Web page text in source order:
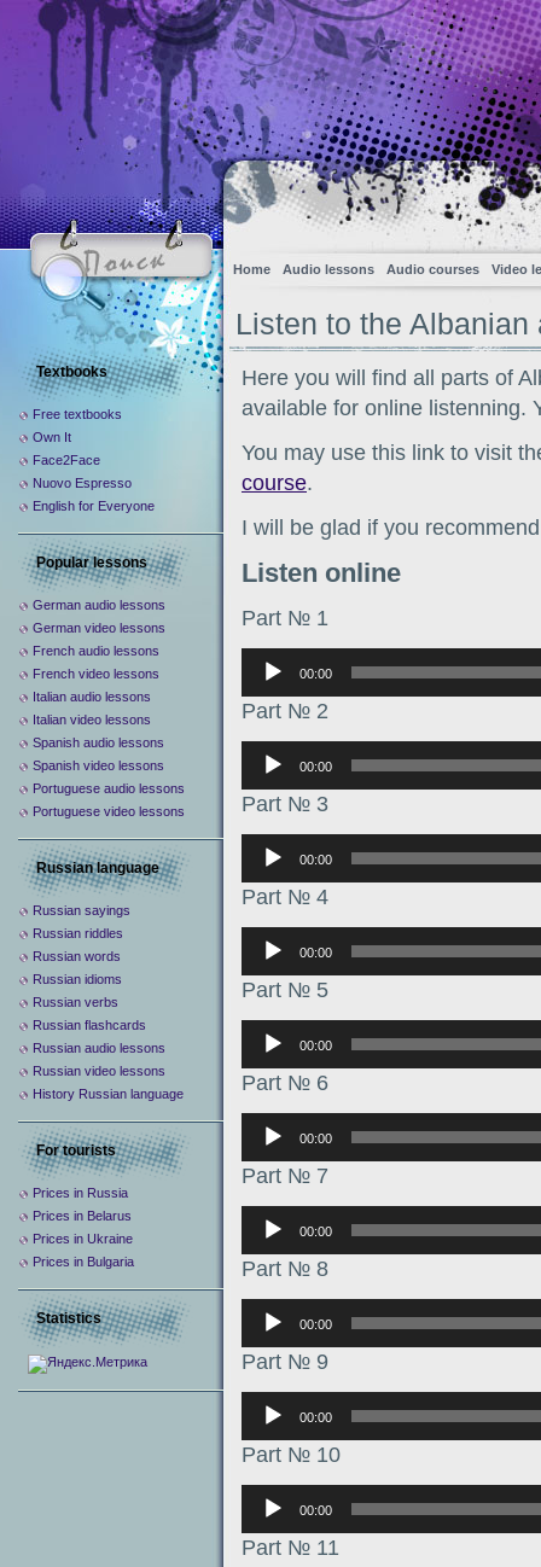
Home Audio lessons Audio courses Video
Listen to the
Here you will find all parts of
available for online listenning.
You may use this link to visit
course.
I will be glad if you
Listen online
Part № 1
Аудиоплеер
00:00
Part № 2
Аудиоплеер
00:00
Part № 3
Аудиоплеер
00:00
Part № 4
Аудиоплеер
00:00
Part № 5
Аудиоплеер
00:00
Part № 6
Аудиоплеер
00:00
Part № 7
Аудиоплеер
00:00
Part № 8
Аудиоплеер
00:00
Part № 9
Аудиоплеер
00:00
Part № 10
Аудиоплеер
00:00
Part № 11
Textbooks
Free textbooks
Own It
Face2Face
Nuovo Espresso
English for Everyone
Popular lessons
German audio lessons
German video lessons
French audio lessons
French video lessons
Italian audio lessons
Italian video lessons
Spanish audio lessons
Spanish video lessons
Portuguese audio lessons
Portuguese video lessons
Russian language
Russian sayings
Russian riddles
Russian words
Russian idioms
Russian verbs
Russian flashcards
Russian audio lessons
Russian video lessons
History Russian language
For tourists
Prices in Russia
Prices in Belarus
Prices in Ukraine
Prices in Bulgaria
Statistics